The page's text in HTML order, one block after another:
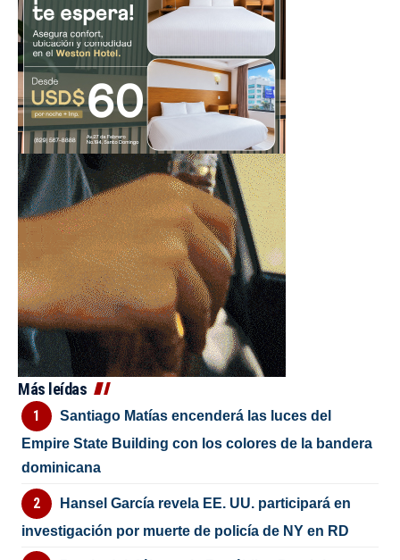
Más leídas
Santiago Matías encenderá las luces del
Empire State Building con los colores de la bandera
dominicana
Hansel García revela EE. UU. participará en
investigación por muerte de policía de NY en RD